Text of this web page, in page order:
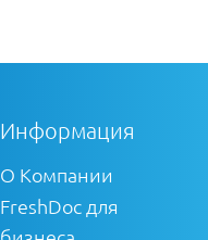
Информация
О Компании
FreshDoc для